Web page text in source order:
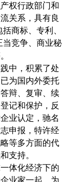
权行政部门和
关系，具有良
商标、专利、
当竞争、商业秘
中，积累了处
为国内外委托
辩、复审、续
记和保护，反
业认定，驰名
申报，特许经
等多方面的代
支持。
体化经济下的